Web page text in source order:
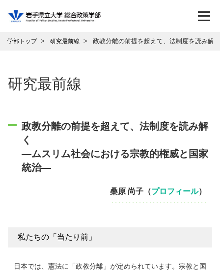
学部トップ 研究最前線 政教分離の前提を超えて、法制度を読み
研究最前線
政教分離の前提を超えて、法制度を読み解
く
―ムスリム社会における宗教的権威と国家
統治―
桑原 尚子（プロフィール）
私たちの「当たり前」
日本では、憲法に「政教分離」が定められています。宗教と国